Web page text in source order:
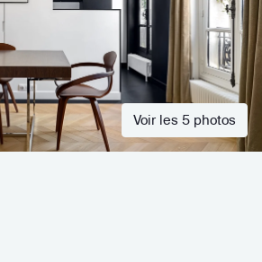
Voir les 5 photos